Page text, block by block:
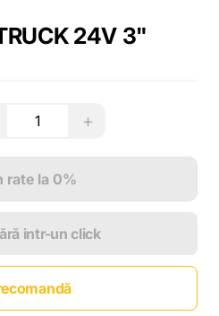
24V 3"
+
rate la 0%
intr-un click